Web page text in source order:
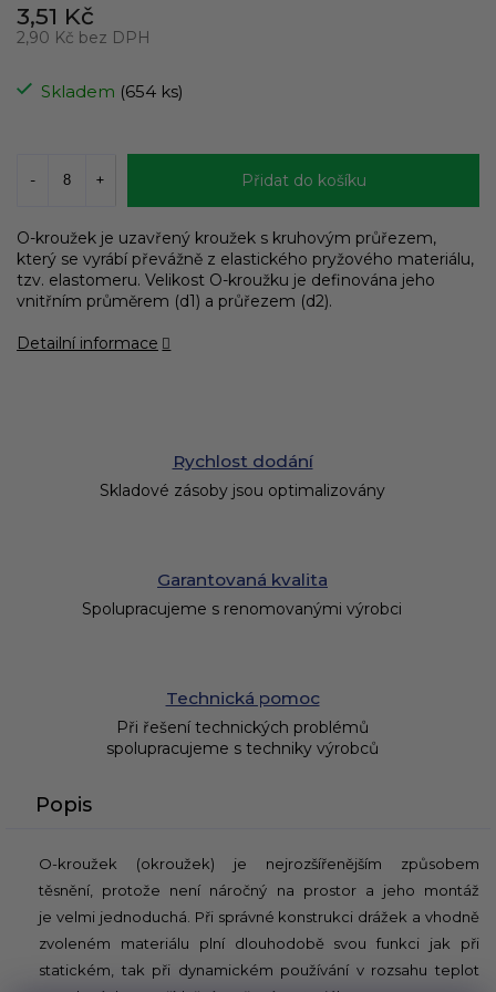
3,51 Kč
2,90 Kč bez DPH
cena:Skladem (654 ks)
Přidat do košíku
O-kroužek je uzavřený kroužek s kruhovým průřezem,
který se vyrábí převážně z elastického pryžového materiálu,
tzv. elastomeru. Velikost O-kroužku je definována jeho
vnitřním průměrem (d1) a průřezem (d2).
Detailní informace
Rychlost dodání
Skladové zásoby jsou optimalizovány
Garantovaná kvalita
Spolupracujeme s renomovanými výrobci
Technická pomoc
Při řešení technických problémů
spolupracujeme s techniky výrobců
Popis
O-kroužek (okroužek) je nejrozšířenějším způsobem
těsnění, protože není náročný na prostor a jeho montáž
je velmi jednoduchá. Při správné konstrukci drážek a vhodně
zvoleném materiálu plní dlouhodobě svou funkci jak při
statickém, tak při dynamickém používání v rozsahu teplot